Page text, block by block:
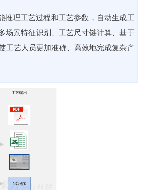
推理工艺过程和工艺参数，自动生成工
场景特征识别、工艺尺寸链计算、基于
工艺人员更加准确、高效地完成复杂产